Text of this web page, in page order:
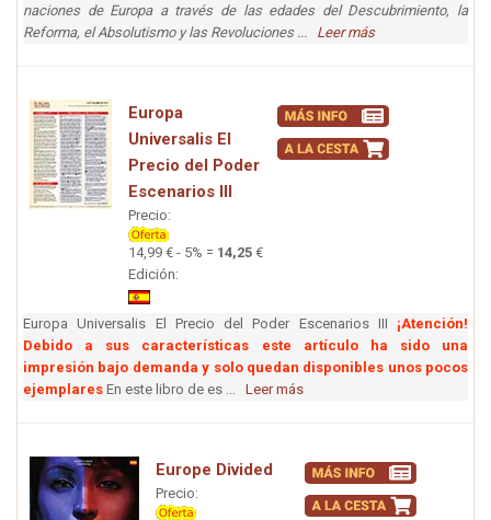
naciones de Europa a través de las edades del Descubrimiento, la
Reforma, el Absolutismo y las Revoluciones ... Leer más
Europa
Universalis El
Precio del Poder
Escenarios III
Precio:
14,99 € - 5% = 14,25 €
Edición:
Europa Universalis El Precio del Poder Escenarios III ¡Atención!
Debido a sus características este artículo ha sido una
impresión bajo demanda y solo quedan disponibles unos pocos
ejemplares En este libro de es ... Leer más
Europe Divided
Precio: